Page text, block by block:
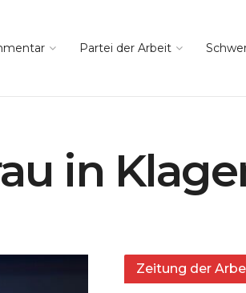
Partei der Arbeit
in
Zeitung der